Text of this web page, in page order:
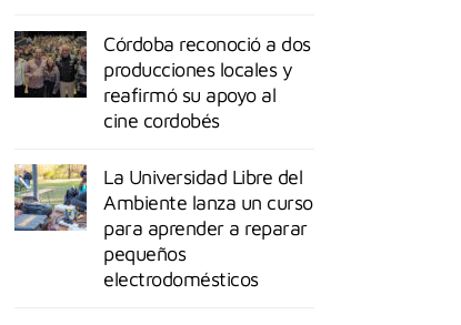
Córdoba reconoció a dos
producciones locales y
reafirmó su apoyo al
cine cordobés
La Universidad Libre del
Ambiente lanza un curso
para aprender a reparar
pequeños
electrodomésticos